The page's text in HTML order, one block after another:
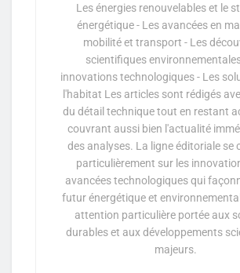
Les énergies renouvelables et le
énergétique - Les avancées en
mobilité et transport - Les
scientifiques
innovations technologiques - Les
l'habitat Les articles sont rédigés
du détail technique tout en restant
couvrant aussi bien l'actualité
des analyses. La ligne éditoriale se
particulièrement sur les
avancées technologiques qui
futur énergétique et
attention particulière portée aux
durables et aux développements
majeurs.